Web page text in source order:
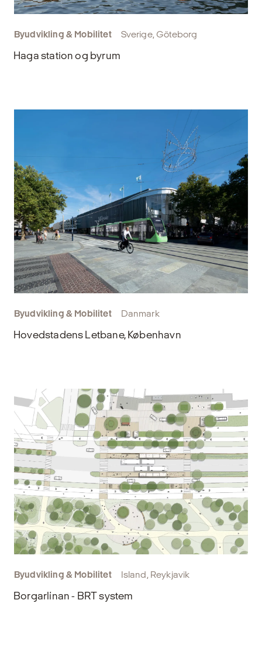
Byudvikling & Mobilitet Sverige, Göteborg
Haga station og byrum
Byudvikling & Mobilitet Danmark
Hovedstadens Letbane, København
Byudvikling & Mobilitet Island, Reykjavik
Borgarlínan - BRT system